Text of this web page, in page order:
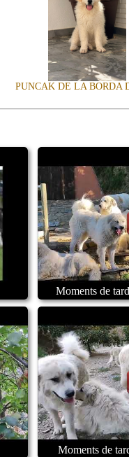
PUNCAK DE LA BORDA
Moments de
Moments de